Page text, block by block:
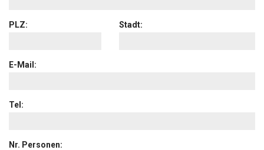
PLZ: Stadt:
E-Mail:
Tel:
Nr. Personen: